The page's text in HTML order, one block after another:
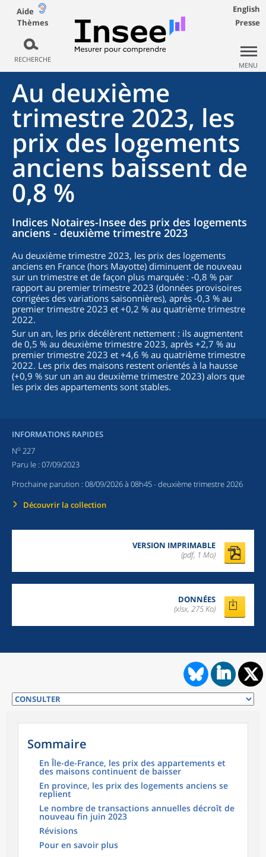
Aide
Thèmes
RECHERCHE
English
Presse
MENU
Au deuxième
trimestre 2023, les
prix des logements
anciens baissent de
0,8 %
Indices Notaires-Insee des prix des logements
anciens - deuxième trimestre 2023
Au deuxième trimestre 2023, les prix des logements
anciens en France (hors Mayotte) diminuent de nouveau
sur un trimestre et de façon plus marquée : ‑0,8 % par
rapport au premier trimestre 2023 (données provisoires
corrigées des variations saisonnières), après ‑0,3 % au
premier trimestre 2023 et +0,2 % au quatrième trimestre
2022.
Sur un an, les prix décélèrent nettement : ils augmentent
de 0,5 % au deuxième trimestre 2023, après +2,7 % au
premier trimestre 2023 et +4,6 % au quatrième trimestre
2022. Les prix des maisons restent orientés à la hausse
(+0,9 % sur un an au deuxième trimestre 2023) alors que
les prix des appartements sont stables.
INFORMATIONS RAPIDES
No 227
Paru le : 07/09/2023
Prochaine parution : 08/09/2026 à 08h45- deuxième trimestre 2026
Découvrir la collection
VERSION IMPRIMABLE
(pdf, 1 Mo)
DONNÉES
(xlsx, 275 Ko)
Sommaire
En Île-de-France, les prix des appartements et
des maisons continuent de baisser
En province, les prix des logements anciens se
replient
Le nombre de transactions annuelles décroît de
nouveau fin juin 2023
Révisions
Pour en savoir plus